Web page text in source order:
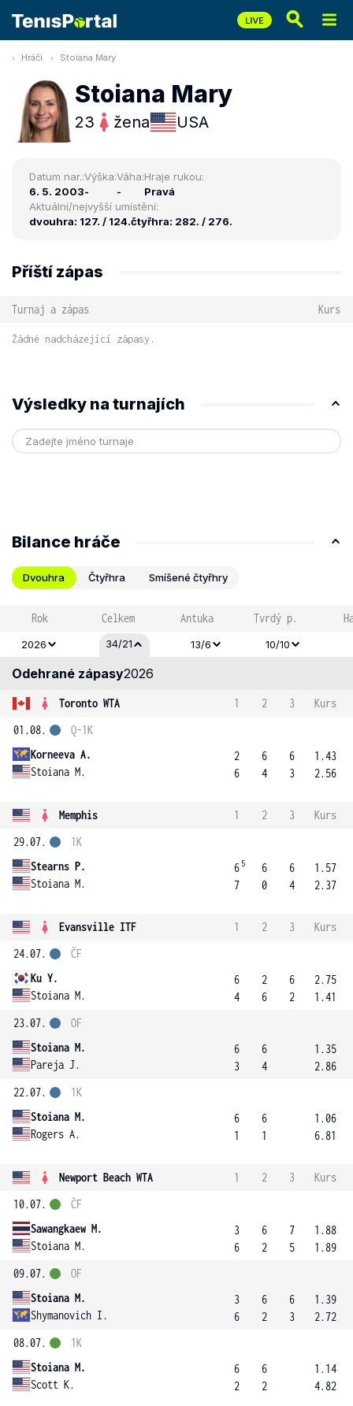
Hráči Stoiana Mary
Stoiana Mary
23 žena USA
Datum nar.:
6. 5. 2003
Výška:
-
Váha:
-
Hraje rukou:
Pravá
Aktuální/nejvyšší umístění:
dvouhra: 127. / 124.čtyřhra: 282. / 276.
Příští zápas
Turnaj a zápas Kurs
Žádné nadcházející zápasy.
Výsledky na turnajích
Bilance hráče
Dvouhra Čtyřhra Smíšené čtyřhry
Rok Celkem Antuka Tvrdý p.
2026 34/21 13/6 10/10
Odehrané zápasy2026
Toronto WTA 1 2 3
Kurs
01.08.
Korneeva A.
Stoiana M.
Q-1K
2
6
6
4
6
3
1.43
2.56
Memphis 1 2 3
Kurs
29.07.
Stearns P.
Stoiana M.
1K
6 5
7
6
0
6
4
1.57
2.37
Evansville ITF 1 2 3
Kurs
24.07.
Ku Y.
Stoiana M.
ČF
6
4
2
6
6
2
2.75
1.41
23.07.
Stoiana M.
Pareja J.
OF
6
3
6
4
1.35
2.86
22.07.
Stoiana M.
Rogers A.
1K
6
1
6
1
1.06
6.81
Newport Beach WTA 1 2 3
Kurs
10.07.
Sawangkaew M.
Stoiana M.
ČF
3
6
6
2
7
5
1.88
1.89
09.07.
Stoiana M.
Shymanovich I.
OF
3
6
6
2
6
3
1.39
2.72
08.07.
Stoiana M.
Scott K.
1K
6
2
6
2
1.14
4.82